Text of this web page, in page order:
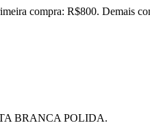
compra: R$800. Demais
BRANCA POLIDA.